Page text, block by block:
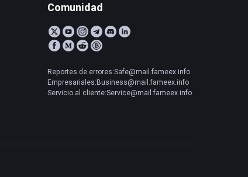
Comunidad
Reportes de errores:Safe@mail.fameex.info
Empresariales:Business@mail.fameex.info
Servicio al cliente:Service@mail.fameex.info